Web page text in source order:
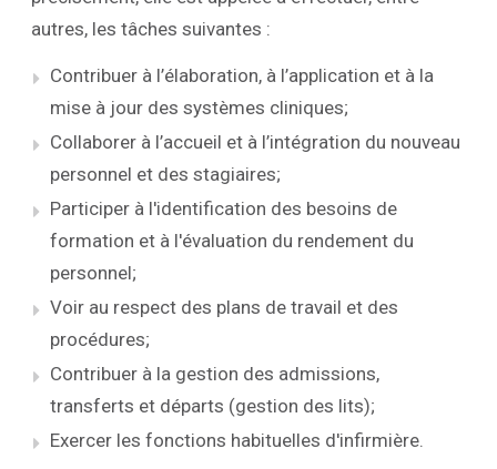
autres, les tâches suivantes :
Contribuer à l’élaboration, à l’application et à la
mise à jour des systèmes cliniques;
Collaborer à l’accueil et à l’intégration du nouveau
personnel et des stagiaires;
Participer à l'identification des besoins de
formation et à l'évaluation du rendement du
personnel;
Voir au respect des plans de travail et des
procédures;
Contribuer à la gestion des admissions,
transferts et départs (gestion des lits);
Exercer les fonctions habituelles d'infirmière.